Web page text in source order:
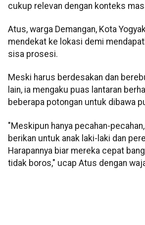
cukup relevan dengan konteks
Atus, warga Demangan, Kota
mendekat ke lokasi demi
sisa prosesi.
Meski harus berdesakan dan
lain, ia mengaku puas lantaran
beberapa potongan untuk dibawa
"Meskipun hanya pecahan-
berikan untuk anak laki-laki dan
Harapannya biar mereka cepat
tidak boros," ucap Atus dengan